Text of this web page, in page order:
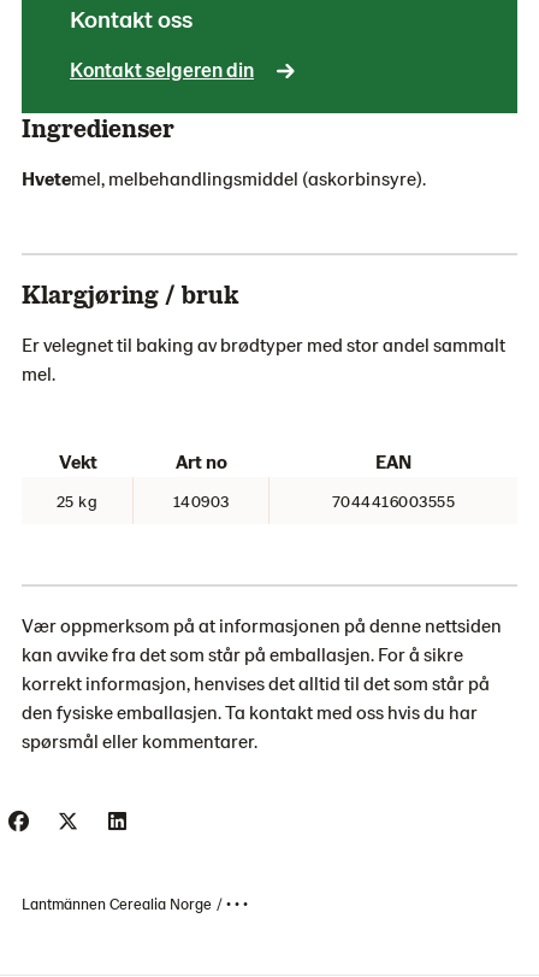
Ingredienser
Hvetemel, melbehandlingsmiddel (askorbinsyre).
Klargjøring / bruk
Er velegnet til baking av brødtyper med stor andel sammalt
mel.
Vekt Art no EAN
25 kg 140903 7044416003555
Vær oppmerksom på at informasjonen på denne nettsiden
kan avvike fra det som står på emballasjen. For å sikre
korrekt informasjon, henvises det alltid til det som står på
den fysiske emballasjen. Ta kontakt med oss ​​hvis du har
spørsmål eller kommentarer.
Kontakt oss
Kontakt selgeren din
Lantmännen Cerealia Norge • • •